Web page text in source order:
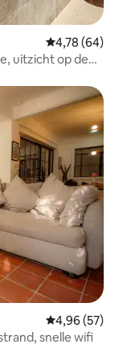
Gemiddelde
4,78 (64)
uitzicht op de
Gemiddelde
4,96 (57)
snelle wifi